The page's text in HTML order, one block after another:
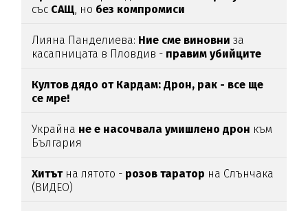
със САЩ, но без компромиси
Лияна Панделиева: Ние сме виновниза
касапницата в Пловдив - правим убийците
Култов дядо от Кардам: Дрон, рак - все ще
се мре!
Украйна не е насочвала умишлено дрон към
България
Хитътна лятото - розов таратор на Слънчака
(ВИДЕО)